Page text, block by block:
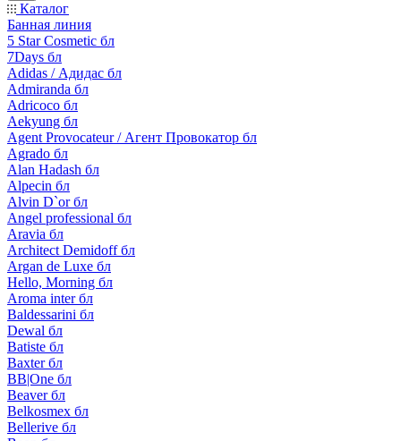
Каталог
Банная линия
5 Star Cosmetic бл
7Days бл
Adidas / Адидас бл
Admiranda бл
Adricoco бл
Aekyung бл
Agent Provocateur / Агент Провокатор бл
Agrado бл
Alan Hadash бл
Alpecin бл
Alvin D`or бл
Angel professional бл
Aravia бл
Architect Demidoff бл
Argan de Luxe бл
Hello, Morning бл
Aroma inter бл
Baldessarini бл
Dewal бл
Batiste бл
Baxter бл
BB|One бл
Beaver бл
Belkosmex бл
Bellerive бл